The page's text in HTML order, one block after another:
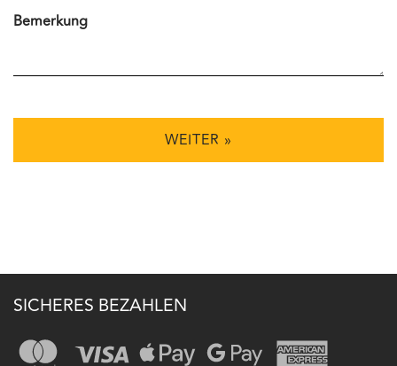
Bemerkung
WEITER »
SICHERES BEZAHLEN